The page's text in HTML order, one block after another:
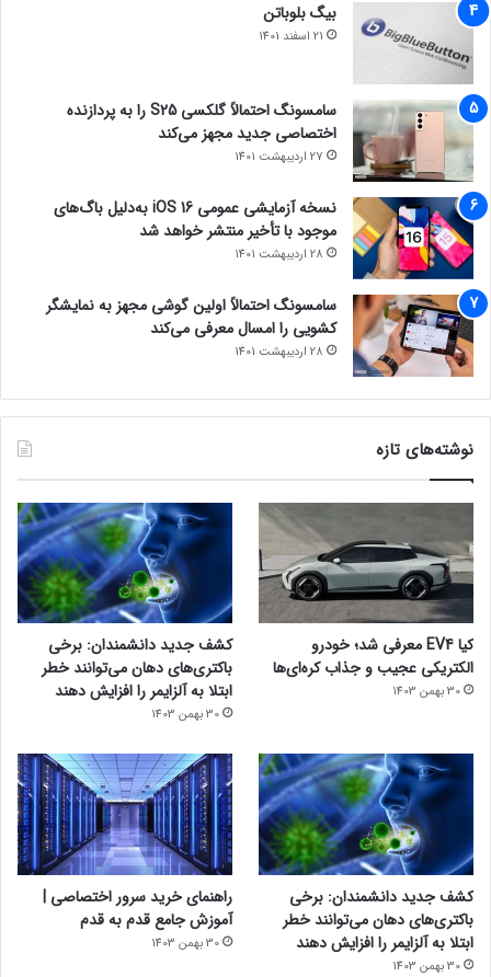
بیگ بلوباتن
21 اسفند 1401
سامسونگ احتمالاً گلکسی S25 را به پردازنده
اختصاصی جدید مجهز می‌کند
27 اردیبهشت 1401
نسخه آزمایشی عمومی iOS 16 به‌دلیل باگ‌های
موجود با تأخیر منتشر خواهد شد
28 اردیبهشت 1401
سامسونگ احتمالاً اولین گوشی مجهز به نمایشگر
کشویی را امسال معرفی می‌کند
28 اردیبهشت 1401
نوشته‌های تازه
کیا EV4 معرفی شد؛ خودرو
الکتریکی عجیب و جذاب کره‌ای‌ها
30 بهمن 1403
کشف جدید دانشمندان: برخی
باکتری‌های دهان می‌توانند خطر
ابتلا به آلزایمر را افزایش دهند
30 بهمن 1403
کشف جدید دانشمندان: برخی
باکتری‌های دهان می‌توانند خطر
ابتلا به آلزایمر را افزایش دهند
30 بهمن 1403
راهنمای خرید سرور اختصاصی |
آموزش جامع قدم به قدم
30 بهمن 1403